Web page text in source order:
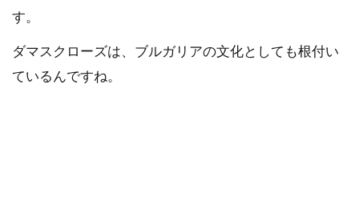
す。
ダマスクローズは、ブルガリアの文化としても根付い
ているんですね。